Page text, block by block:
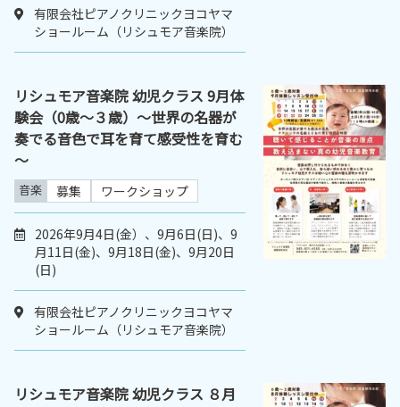
有限会社ピアノクリニックヨコヤマ
ショールーム（リシュモア音楽院）
リシュモア音楽院 幼児クラス 9月体
験会（0歳～３歳）～世界の名器が
奏でる音色で耳を育て感受性を育む
～
音楽 募集 ワークショップ
2026年9月4日(金）、9月6日(日)、9
月11日(金)、9月18日(金)、9月20日
(日)
有限会社ピアノクリニックヨコヤマ
ショールーム（リシュモア音楽院）
リシュモア音楽院 幼児クラス ８月